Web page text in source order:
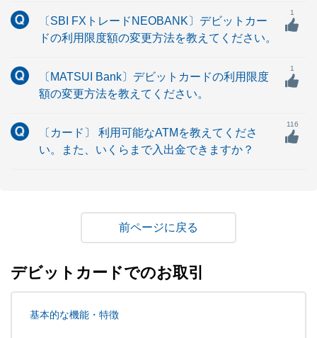
〔SBI FXトレードNEOBANK〕デビットカー
ドの利用限度額の変更方法を教えてください。
1
〔MATSUI Bank〕デビットカードの利用限度
額の変更方法を教えてください。
1
〔カード〕 利用可能なATMを教えてくださ
い。また、いくらまで入出金できますか？
116
戻る
デビットカードでのお取引
基本的な機能・特徴